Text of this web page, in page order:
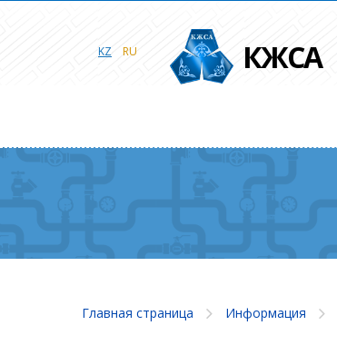
KZ RU КЖСА
Главная страница Информация